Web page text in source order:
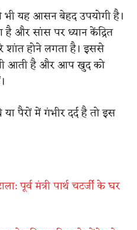
भी यह आसन बेहद उपयोगी है।
है और सांस पर ध्यान केंद्रित
शांत होने लगता है। इससे
आती है और आप खुद को
पैरों में गंभीर दर्द है तो इस
पूर्व मंत्री पार्थ चटर्जी के घर